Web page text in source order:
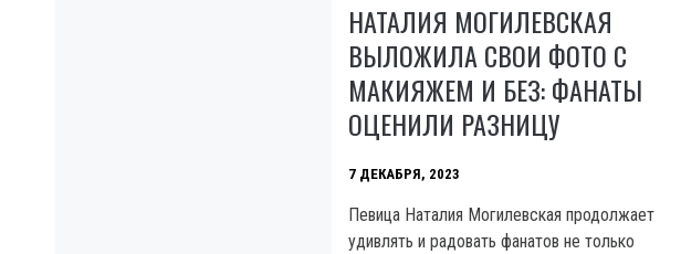
НАТАЛИЯ МОГИЛЕВСКАЯ
ВЫЛОЖИЛА СВОИ ФОТО С
МАКИЯЖЕМ И БЕЗ: ФАНАТЫ
ОЦЕНИЛИ РАЗНИЦУ
7 ДЕКАБРЯ, 2023
Певица Наталия Могилевская продолжает
удивлять и радовать фанатов не только